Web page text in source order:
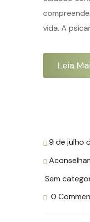
vida. A
Leia
9 de julho
Sem
0